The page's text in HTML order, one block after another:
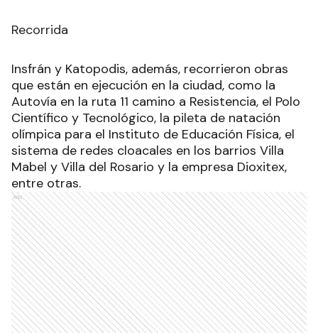
Recorrida
Insfrán y Katopodis, además, recorrieron obras
que están en ejecución en la ciudad, como la
Autovía en la ruta 11 camino a Resistencia, el Polo
Científico y Tecnológico, la pileta de natación
olímpica para el Instituto de Educación Física, el
sistema de redes cloacales en los barrios Villa
Mabel y Villa del Rosario y la empresa Dioxitex,
entre otras.
Ads